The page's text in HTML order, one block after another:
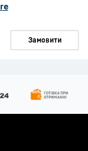
Замовити